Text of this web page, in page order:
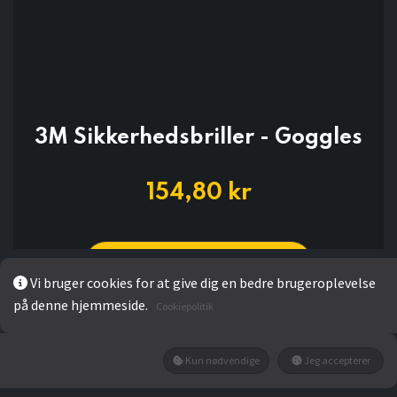
3M Sikkerhedsbriller - Goggles
154,80 kr
Vi bruger cookies for at give dig en bedre brugeroplevelse
på denne hjemmeside.
Cookiepolitik
Kun nødvendige Jeg accepterer